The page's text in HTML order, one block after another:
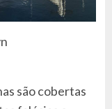
são cobertas